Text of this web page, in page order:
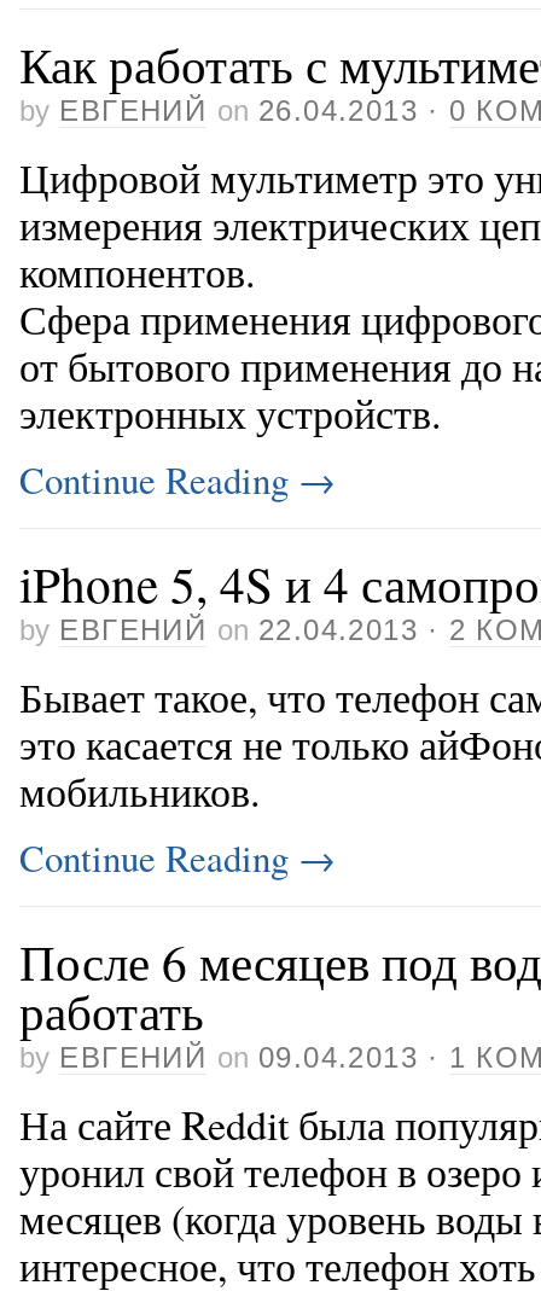
Как работать с
by ЕВГЕНИЙ on 26.04.2013 · 0
Цифровой мультиметр это
измерения электрических
компонентов.
Сфера применения
от бытового применения до
электронных устройств.
Continue Reading →
iPhone 5, 4S и 4
by ЕВГЕНИЙ on 22.04.2013 · 2
Бывает такое, что телефон
это касается не только
мобильников.
Continue Reading →
После 6 месяцев под
работать
by ЕВГЕНИЙ on 09.04.2013 · 1
На сайте Reddit была
уронил свой телефон в
месяцев (когда уровень
интересное, что телефон